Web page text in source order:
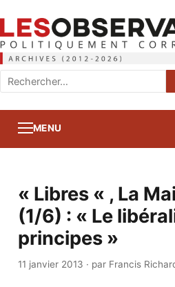
Rechercher
:
MENU
« Libres « , La
(1/6) : « Le
principes »
11 janvier 2013 · par Francis